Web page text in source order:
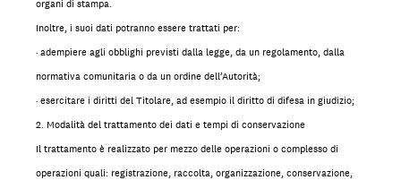
organi di stampa.
Inoltre, i suoi dati potranno essere trattati per:
· adempiere agli obblighi previsti dalla legge, da un regolamento, dalla
normativa comunitaria o da un ordine dell’Autorità;
· esercitare i diritti del Titolare, ad esempio il diritto di difesa in giudizio;
2. Modalità del trattamento dei dati e tempi di conservazione
Il trattamento è realizzato per mezzo delle operazioni o complesso di
operazioni quali: registrazione, raccolta, organizzazione, conservazione,